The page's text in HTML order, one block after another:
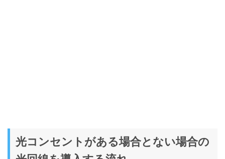
光コンセントがある場合とない場合の